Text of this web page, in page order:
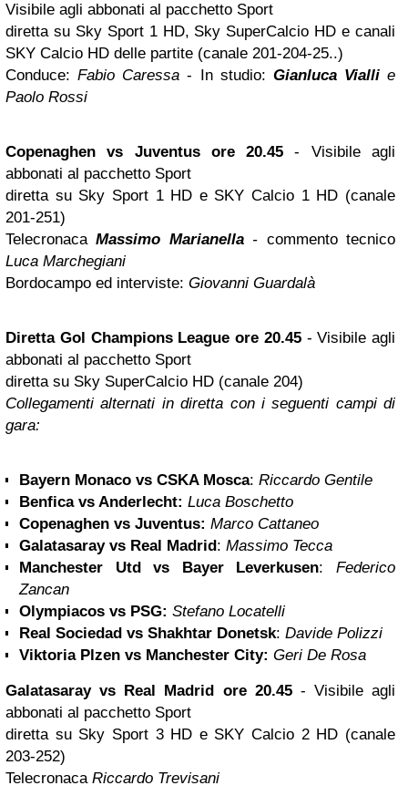
Visibile agli abbonati al pacchetto Sport
diretta su Sky Sport 1 HD, Sky SuperCalcio HD e canali
SKY Calcio HD delle partite (canale 201-204-25..)
Conduce:Fabio Caressa - In studio: Gianluca Viallie
Paolo Rossi
Copenaghen vs Juventus ore 20.45- Visibile agli
abbonati al pacchetto Sport
diretta su Sky Sport 1 HD e SKY Calcio 1 HD (canale
201-251)
Telecronaca Massimo Marianella- commento tecnico
Luca Marchegiani
Bordocampo ed interviste: Giovanni Guardalà
Diretta Gol Champions League ore 20.45 - Visibile agli
abbonati al pacchetto Sport
diretta su Sky SuperCalcio HD (canale 204)
Collegamenti alternati in diretta con i seguenti campi di
gara:
Bayern Monaco vs CSKA Mosca: Riccardo Gentile
Benfica vs Anderlecht: Luca Boschetto
Copenaghen vs Juventus: Marco Cattaneo
Galatasaray vs Real Madrid: Massimo Tecca
Manchester Utd vs Bayer Leverkusen:Federico
Zancan
Olympiacos vs PSG: Stefano Locatelli
Real Sociedad vs Shakhtar Donetsk: Davide Polizzi
Viktoria Plzen vs Manchester City: Geri De Rosa
Galatasaray vs Real Madrid ore 20.45 - Visibile agli
abbonati al pacchetto Sport
diretta su Sky Sport 3 HD e SKY Calcio 2 HD (canale
203-252)
TelecronacaRiccardo Trevisani